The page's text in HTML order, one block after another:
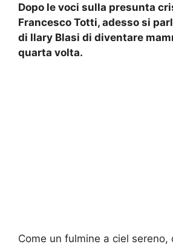
Dopo le voci sulla presunta
Francesco Totti, adesso si
di Ilary Blasi di diventare
quarta volta.
Come un fulmine a ciel sereno,